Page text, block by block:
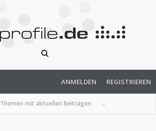
Themen mit aktuellen Beiträgen ...
ANMELDEN REGISTRIEREN